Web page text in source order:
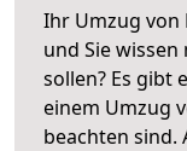
Ihr Umzug von
und Sie
sollen? Es gibt
einem Umzug
beachten sind.